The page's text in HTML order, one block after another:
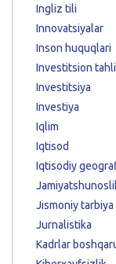
Ingliz tili
Innovatsiyalar
Inson huquqlari
Investitsion
Investitsiya
Investiya
Iqlim
Iqtisod
Iqtisodiy
Jismoniy tarbiya
Jurnalistika
Kadrlar